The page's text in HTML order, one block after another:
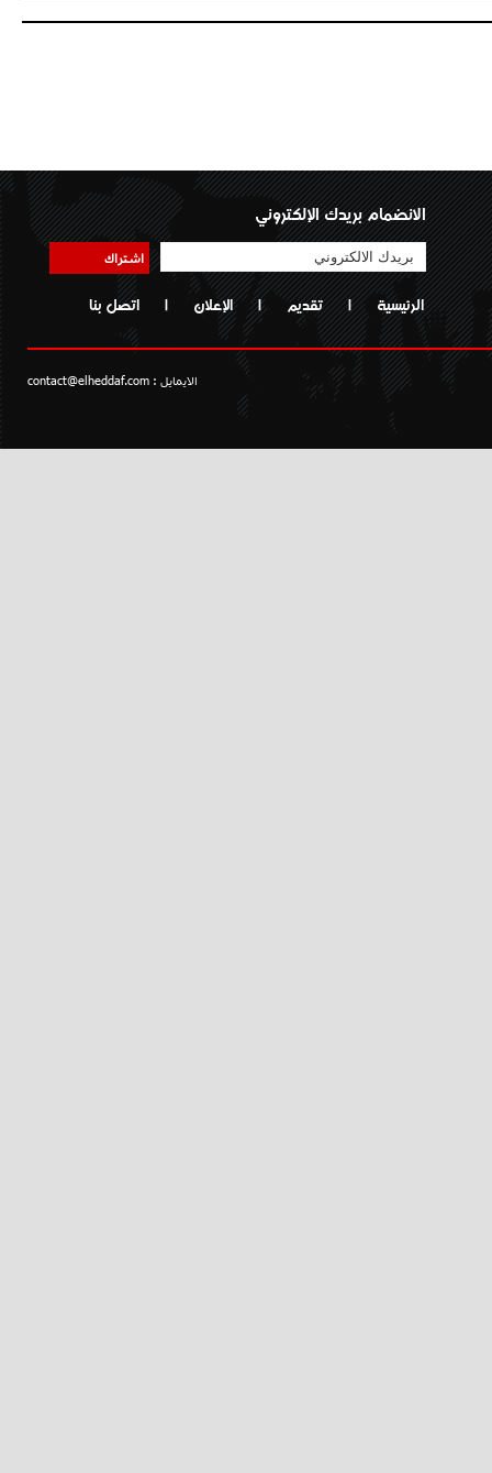
الانضمام بريدك الإلكتروني
اشتراك
الرئيسية | تقديم | الإعلان | اتصل بنا
الايمايل : contact@elheddaf.com